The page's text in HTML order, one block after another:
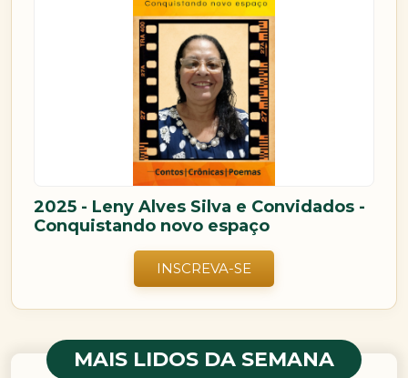
2025 - Leny Alves Silva e Convidados -
Conquistando novo espaço
INSCREVA-SE
MAIS LIDOS DA SEMANA